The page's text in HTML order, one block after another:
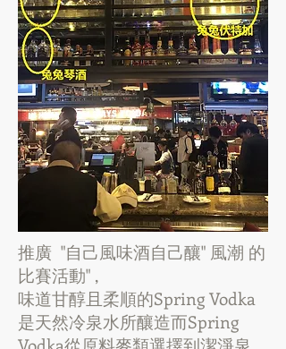
推廣 "自己風味酒自己釀" 風潮 的
比賽活動" ,
味道甘醇且柔順的Spring Vodka
是天然冷泉水所釀造而Spring